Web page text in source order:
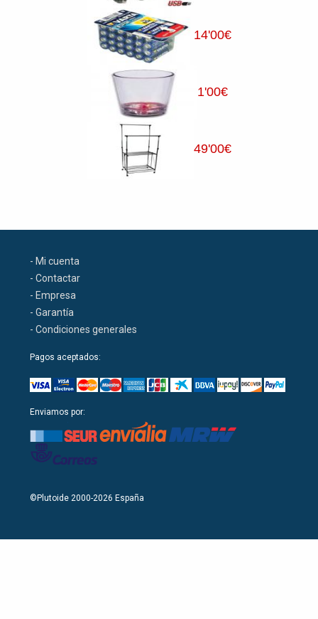
14'00€
1'00€
49'00€
- Mi cuenta
- Contactar
- Empresa
- Garantía
- Condiciones generales
Pagos aceptados:
Enviamos por:
©Plutoide 2000-2026 España